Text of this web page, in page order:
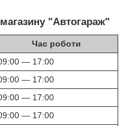
"Автогараж"
Час роботи
— 17:00
— 17:00
— 17:00
— 17:00